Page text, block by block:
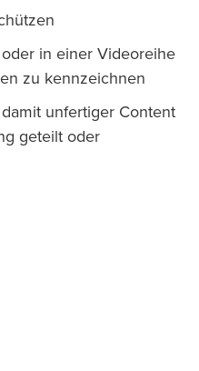
in einer Videoreihe
zu kennzeichnen
unfertiger Content
geteilt oder